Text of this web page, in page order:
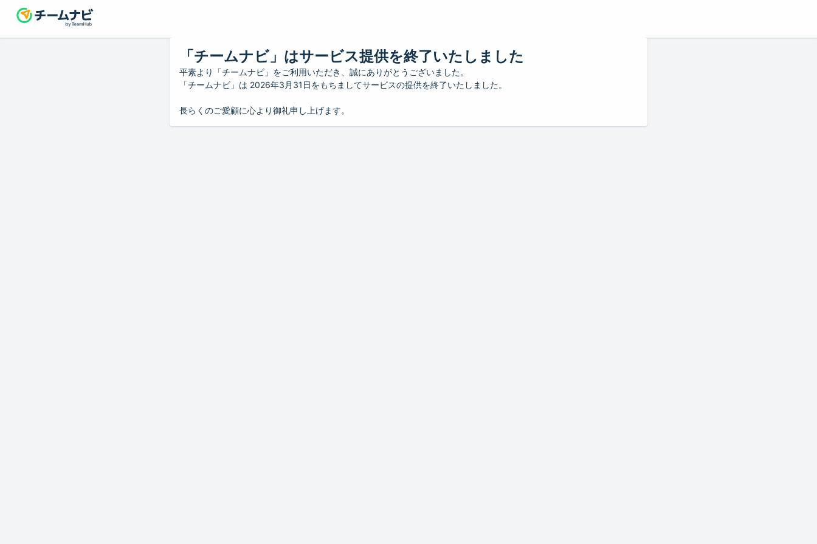
「チームナビ」はサービス提供を終了いたしました
平素より「チームナビ」をご利用いただき、誠にありがとうございました。
「チームナビ」は 2026年3月31日をもちましてサービスの提供を終了いたしました。
長らくのご愛顧に心より御礼申し上げます。